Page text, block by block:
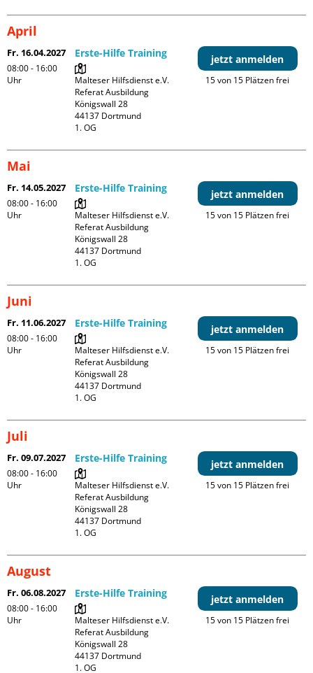
April
Fr. 16.04.2027
08:00 - 16:00
Uhr
Erste-Hilfe Training
Malteser Hilfsdienst e.V.
Referat Ausbildung
Königswall 28
44137 Dortmund
1. OG
jetzt anmelden
15 von 15 Plätzen frei
Mai
Fr. 14.05.2027
08:00 - 16:00
Uhr
Erste-Hilfe Training
Malteser Hilfsdienst e.V.
Referat Ausbildung
Königswall 28
44137 Dortmund
1. OG
jetzt anmelden
15 von 15 Plätzen frei
Juni
Fr. 11.06.2027
08:00 - 16:00
Uhr
Erste-Hilfe Training
Malteser Hilfsdienst e.V.
Referat Ausbildung
Königswall 28
44137 Dortmund
1. OG
jetzt anmelden
15 von 15 Plätzen frei
Juli
Fr. 09.07.2027
08:00 - 16:00
Uhr
Erste-Hilfe Training
Malteser Hilfsdienst e.V.
Referat Ausbildung
Königswall 28
44137 Dortmund
1. OG
jetzt anmelden
15 von 15 Plätzen frei
August
Fr. 06.08.2027
08:00 - 16:00
Uhr
Erste-Hilfe Training
Malteser Hilfsdienst e.V.
Referat Ausbildung
Königswall 28
44137 Dortmund
1. OG
jetzt anmelden
15 von 15 Plätzen frei